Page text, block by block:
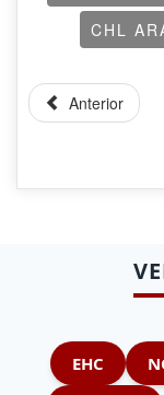
CHL
Anterior
EHC